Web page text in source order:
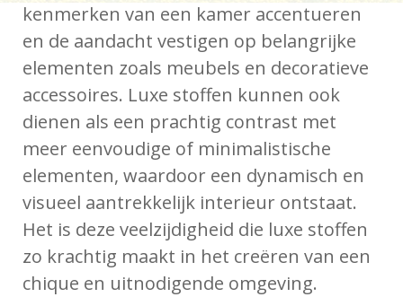
kenmerken van een kamer accentueren
en de aandacht vestigen op belangrijke
elementen zoals meubels en decoratieve
accessoires. Luxe stoffen kunnen ook
dienen als een prachtig contrast met
meer eenvoudige of minimalistische
elementen, waardoor een dynamisch en
visueel aantrekkelijk interieur ontstaat.
Het is deze veelzijdigheid die luxe stoffen
zo krachtig maakt in het creëren van een
chique en uitnodigende omgeving.